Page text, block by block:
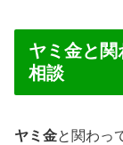
ヤミ金と
相談
ヤミ金と関わっ